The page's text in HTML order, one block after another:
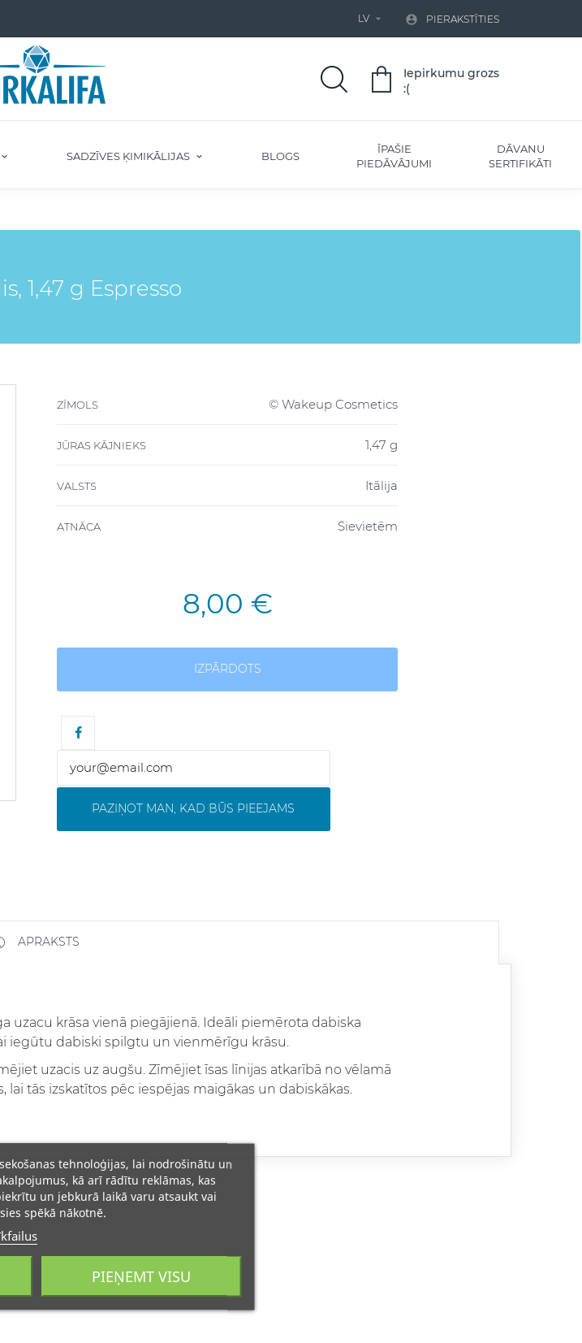
LV   PIERAKSTĪTIES
Iepirkumu grozs
:(
SADZĪVES ĶIMIKĀLIJAS BLOGS
ĪPAŠIE
PIEDĀVĀJUMI
DĀVANU
SERTIFIKĀTI
1,47 g Espresso
ZĪMOLS © Wakeup Cosmetics
JŪRAS KĀJNIEKS 1,47 g
VALSTS Itālija
ATNĀCA Sievietēm
8,00 €
IZPĀRDOTS
PAZIŅOT MAN, KAD BŪS PIEEJAMS
APRAKSTS
uzacu krāsa vienā piegājienā. Ideāli piemērota dabiska
iegūtu dabiski spilgtu un vienmērīgu krāsu.
uzacis uz augšu. Zīmējiet īsas līnijas atkarībā no vēlamā
tās izskatītos pēc iespējas maigākas un dabiskākas.
tehnoloģijas, lai nodrošinātu un
kā arī rādītu reklāmas, kas
un jebkurā laikā varu atsaukt vai
spēkā nākotnē.
PIEŅEMT VISU